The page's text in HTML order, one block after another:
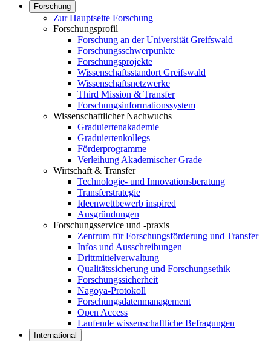
Forschung
Zur Hauptseite Forschung
Forschungsprofil
Forschung an der Universität Greifswald
Forschungsschwerpunkte
Forschungsprojekte
Wissenschaftsstandort Greifswald
Wissenschaftsnetzwerke
Third Mission & Transfer
Forschungsinformationssystem
Wissenschaftlicher Nachwuchs
Graduiertenakademie
Graduiertenkollegs
Förderprogramme
Verleihung Akademischer Grade
Wirtschaft & Transfer
Technologie- und Innovationsberatung
Transferstrategie
Ideenwettbewerb inspired
Ausgründungen
Forschungsservice und -praxis
Zentrum für Forschungsförderung und Transfer
Infos und Ausschreibungen
Drittmittelverwaltung
Qualitätssicherung und Forschungsethik
Forschungssicherheit
Nagoya-Protokoll
Forschungsdatenmanagement
Open Access
Laufende wissenschaftliche Befragungen
International